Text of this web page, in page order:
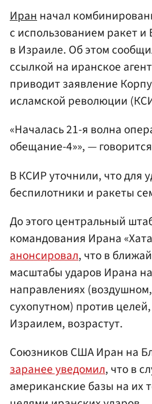
Иранначал
с использованием ракет
в Израиле. Об этом
ссылкой на иранское
приводит заявление
исламской революции
«Началась 21-я волна
обещание-4»», —
В КСИР уточнили, что для
беспилотники и ракеты
До этого центральный
командования Ирана
анонсировал, что в
масштабы ударов Ирана
направлениях
сухопутном) против
Израилем, возрастут.
Союзников США Иран на
заранее уведомил, что в
американские базы на их